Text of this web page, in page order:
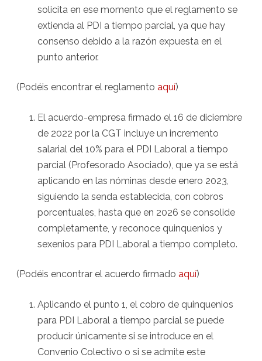
solicita en ese momento que el reglamento se
extienda al PDI a tiempo parcial, ya que hay
consenso debido a la razón expuesta en el
punto anterior.
(Podéis encontrar el reglamento aquí)
El acuerdo-empresa firmado el 16 de diciembre
de 2022 por la CGT incluye un incremento
salarial del 10% para el PDI Laboral a tiempo
parcial (Profesorado Asociado), que ya se está
aplicando en las nóminas desde enero 2023,
siguiendo la senda establecida, con cobros
porcentuales, hasta que en 2026 se consolide
completamente, y reconoce quinquenios y
sexenios para PDI Laboral a tiempo completo.
(Podéis encontrar el acuerdo firmado aquí)
Aplicando el punto 1, el cobro de quinquenios
para PDI Laboral a tiempo parcial se puede
producir únicamente si se introduce en el
Convenio Colectivo o si se admite este